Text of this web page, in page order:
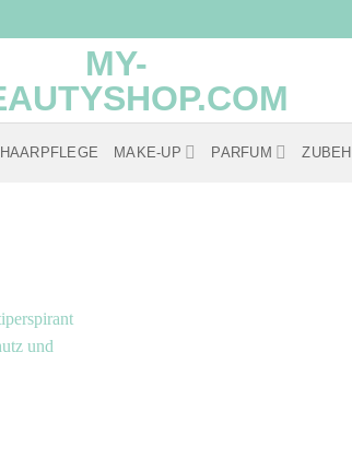
HAARPFLEGE MAKE-UP PARFUM